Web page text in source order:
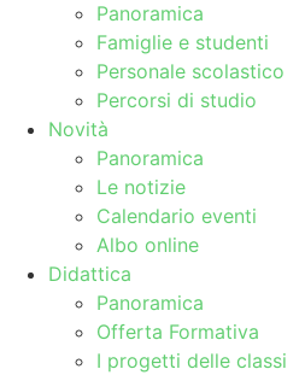
Panoramica
Famiglie e studenti
Personale scolastico
Percorsi di studio
Novità
Panoramica
Le notizie
Calendario eventi
Albo online
Didattica
Panoramica
Offerta Formativa
I progetti delle classi